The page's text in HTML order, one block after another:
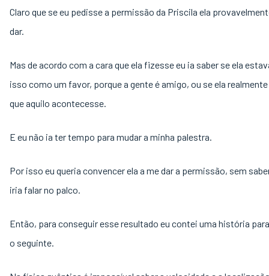
Claro que se eu pedisse a permissão da Priscila ela
dar.
Mas de acordo com a cara que ela fizesse eu ia saber se ela
isso como um favor, porque a gente é amigo, ou se ela
que aquilo acontecesse.
E eu não ia ter tempo para mudar a minha palestra.
Por isso eu queria convencer ela a me dar a permissão, sem
iria falar no palco.
Então, para conseguir esse resultado eu contei uma história
o seguinte.